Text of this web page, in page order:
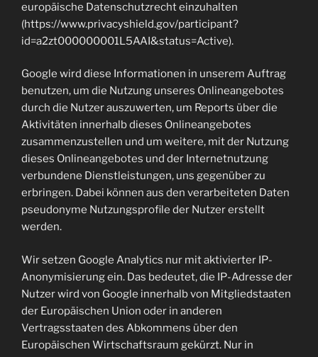
europäische Datenschutzrecht einzuhalten
(https://www.privacyshield.gov/participant?
id=a2zt000000001L5AAI&status=Active).
Google wird diese Informationen in unserem Auftrag
benutzen, um die Nutzung unseres Onlineangebotes
durch die Nutzer auszuwerten, um Reports über die
Aktivitäten innerhalb dieses Onlineangebotes
zusammenzustellen und um weitere, mit der Nutzung
dieses Onlineangebotes und der Internetnutzung
verbundene Dienstleistungen, uns gegenüber zu
erbringen. Dabei können aus den verarbeiteten Daten
pseudonyme Nutzungsprofile der Nutzer erstellt
werden.
Wir setzen Google Analytics nur mit aktivierter IP-
Anonymisierung ein. Das bedeutet, die IP-Adresse der
Nutzer wird von Google innerhalb von Mitgliedstaaten
der Europäischen Union oder in anderen
Vertragsstaaten des Abkommens über den
Europäischen Wirtschaftsraum gekürzt. Nur in